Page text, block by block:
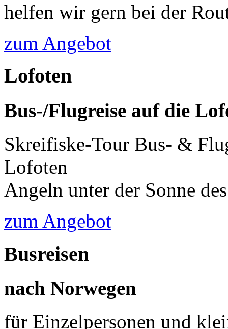
helfen wir gern bei der
zum Angebot
Lofoten
Bus-/Flugreise auf die
Skreifiske-Tour Bus- &
Lofoten
Angeln unter der Sonne
zum Angebot
Busreisen
nach Norwegen
für Einzelpersonen und